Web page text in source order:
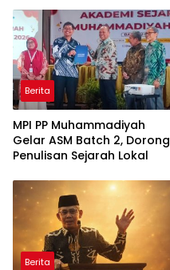
Berita
MPI PP Muhammadiyah
Gelar ASM Batch 2, Dorong
Penulisan Sejarah Lokal
Berita